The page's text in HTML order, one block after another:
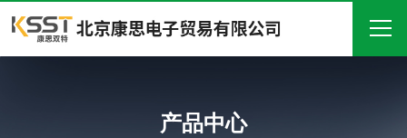
关于我们
产品中心